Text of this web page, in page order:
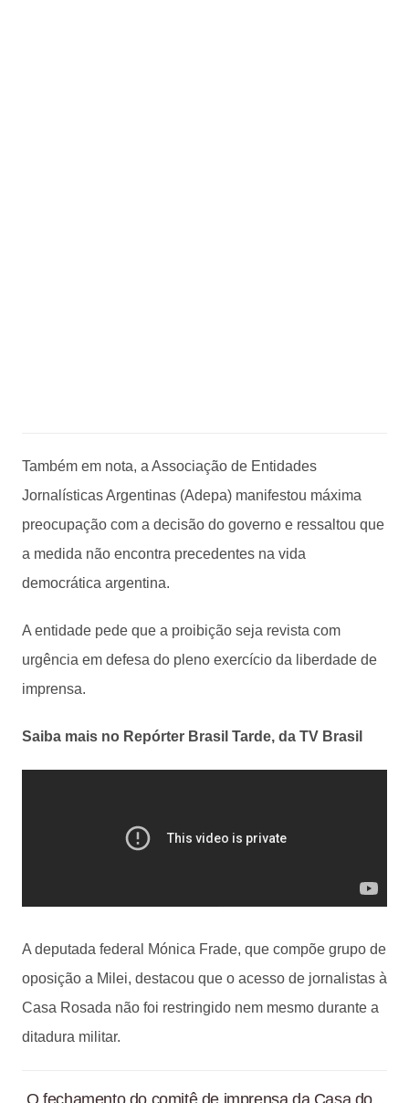
Também em nota, a Associação de Entidades
Jornalísticas Argentinas (Adepa) manifestou máxima
preocupação com a decisão do governo e ressaltou que
a medida não encontra precedentes na vida
democrática argentina.
A entidade pede que a proibição seja revista com
urgência em defesa do pleno exercício da liberdade de
imprensa.
Saiba mais no Repórter Brasil Tarde, da TV Brasil
A deputada federal Mónica Frade, que compõe grupo de
oposição a Milei, destacou que o acesso de jornalistas à
Casa Rosada não foi restringido nem mesmo durante a
ditadura militar.
O fechamento do comitê de imprensa da Casa do